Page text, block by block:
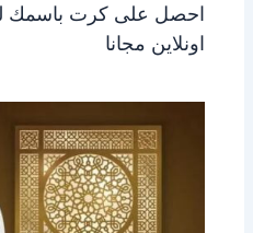
احصل على كرت باسمك
اونلاين مجانا